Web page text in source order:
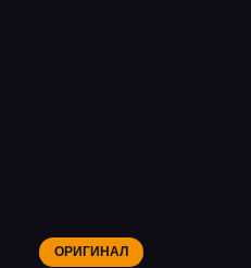
ОРИГИНАЛ